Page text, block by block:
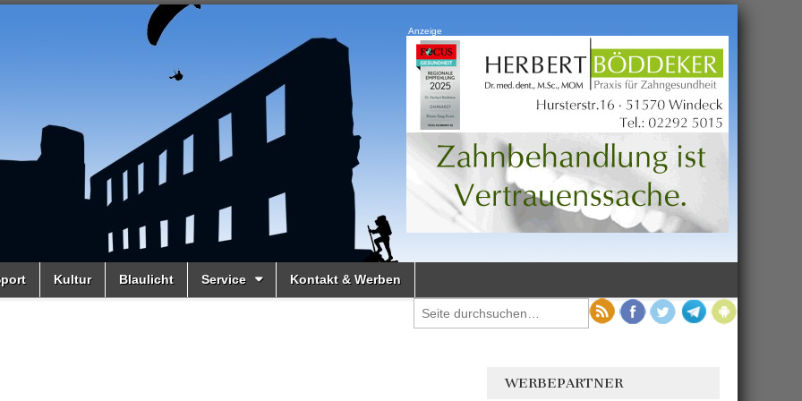
Anzeige
Kultur Blaulicht Service Kontakt & Werben
WERBEPARTNER